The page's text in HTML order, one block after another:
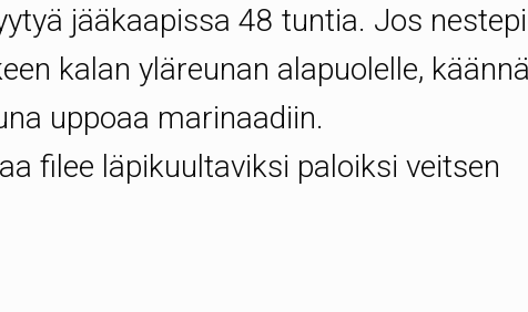
jääkaapissa 48 tuntia. Jos
kalan yläreunan alapuolelle,
uppoaa marinaadiin.
filee läpikuultaviksi paloiksi veitsen